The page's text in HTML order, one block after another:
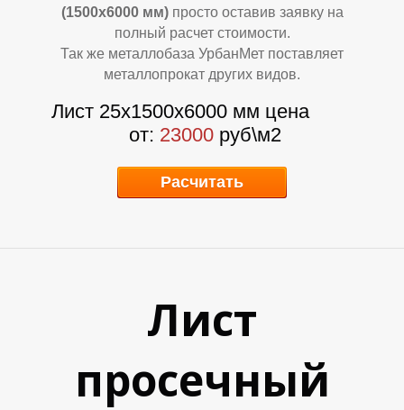
Р
(1500х6000 мм) просто оставив заявку на
полный расчет стоимости.
Так же металлобаза УрбанМет поставляет
металлопрокат других видов.
Лист 25х1500х6000 мм цена
от: 23000руб\м2
Расчитать
Лист
просечный
Р